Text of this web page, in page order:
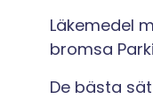
Läkemedel
bromsa
De bästa